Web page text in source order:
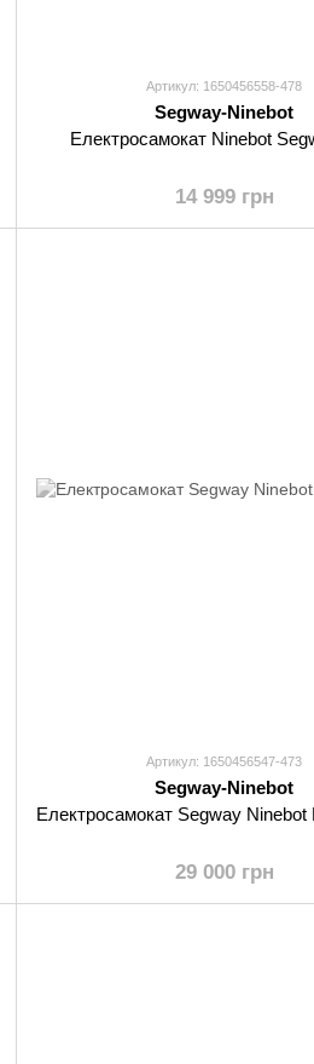
Артикул: 1650456558-478
Segway-Ninebot
Електросамокат Ninebot
14 999 грн
Артикул: 1650456547-473
Segway-Ninebot
Електросамокат Segway Ninebot
29 000 грн